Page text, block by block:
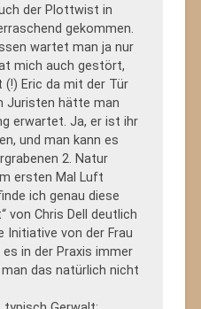
der Plottwist in
gekommen.
wartet man ja nur
mich auch gestört,
(!) Eric da mit der Tür
Juristen hätte man
erwartet. Ja, er ist ihr
und man kann es
2. Natur
ersten Mal Luft
ich genau diese
von Chris Dell deutlich
Initiative von der Frau
in der Praxis immer
das natürlich nicht